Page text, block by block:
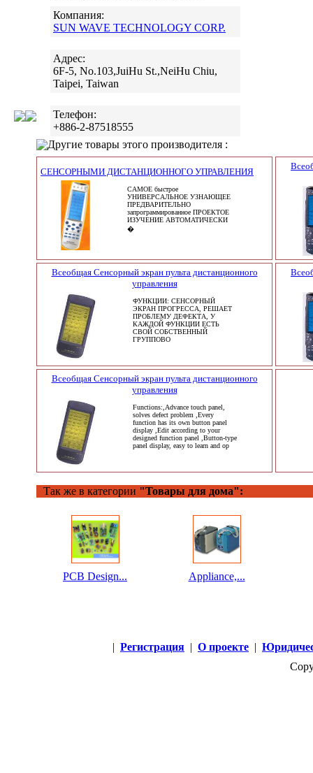
Компания:
SUN WAVE TECHNOLOGY CORP.
Адрес:
6F-5, No.103,JuiHu St.,NeiHu Chiu,
Taipei, Taiwan
Телефон:
+886-2-87518555
Другие товары этого производителя :
СЕНСОРНЫМИ ДИСТАНЦИОННОГО УПРАВЛЕНИЯ
САМОЕ быстрое
УНИВЕРСАЛЬНОЕ УЗНАЮЩЕЕ
ПРЕДВАРИТЕЛЬНО
запрограммированное ПРОЕКТОЕ
ИЗУЧЕНИЕ АВТОМАТИЧЕСКИ
�
Всеобщая Сенсорный экран пульта дистанционного
управления
ФУНКЦИИ: СЕНСОРНЫЙ
ЭКРАН ПРОГРЕССА, РЕШАЕТ
ПРОБЛЕМУ ДЕФЕКТА, У
КАЖДОЙ ФУНКЦИИ ЕСТЬ
СВОЙ СОБСТВЕННЫЙ
ГРУППОВО
Всеобщая Сенсорный экран пульта дистанционного
управления
Functions:,Advance touch panel,
solves defect problem ,Every
function has its own button panel
display ,Edit according to your
designed function panel ,Button-type
panel display, easy to learn and op
Так же в категории "Товары для дома":
PCB Design... Appliance,...
| Регистрация | О проекте |